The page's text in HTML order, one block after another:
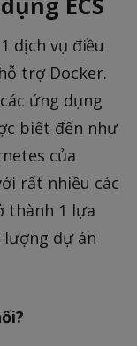
dịch vụ điều
trợ Docker.
ứng dụng
biết đến như
của
rất nhiều các
thành 1 lựa
lượng dự án